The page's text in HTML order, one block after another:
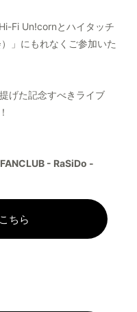
Fi Un!cornとハイタッチ
」にもれなくご参加いた
げた記念すべきライブ
- RaSiDo -
ちら